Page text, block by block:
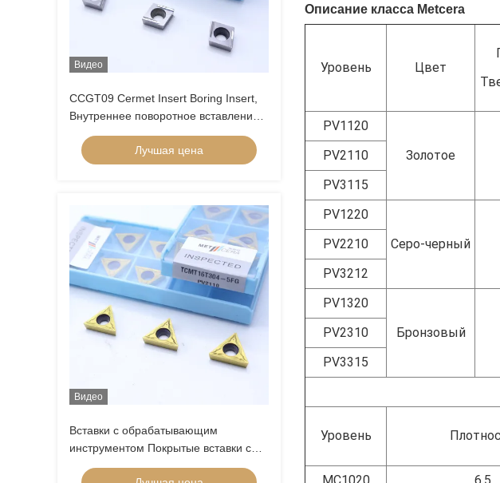
Видео
CCGT09 Cermet Insert Boring Insert,
Внутреннее поворотное вставление
для резки углеродистой стали,
низколегированной стали, низкого
питания, положительного вставки,
Лучшая цена
Видео
Вставки с обрабатывающим
инструментом Покрытые вставки с
черметом TCMT11-5FG TCMT16-5FG
Описание класса Metcera
Уровень Цвет
PV1120
Золотое
PV2110
PV3115
PV1220
Серо-черный
PV2210
PV3212
PV1320
Бронзовый
PV2310
PV3315
Уровень